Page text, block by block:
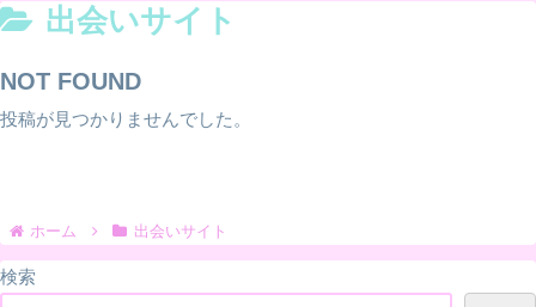
出会いサイト
NOT FOUND
投稿が見つかりませんでした。
ホーム 出会いサイト
検索